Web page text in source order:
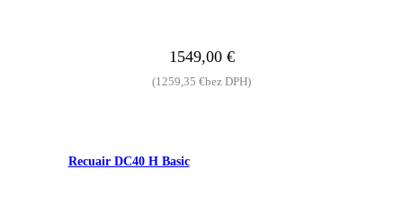
1549,00 €
(1259,35 €bez DPH)
Recuair DC40 H Basic